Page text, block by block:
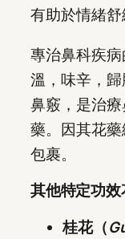
有助於情緒舒
專治鼻科疾
溫，味辛，
鼻竅，是治
藥。因其花
包裹。
其他特定功效
桂花（